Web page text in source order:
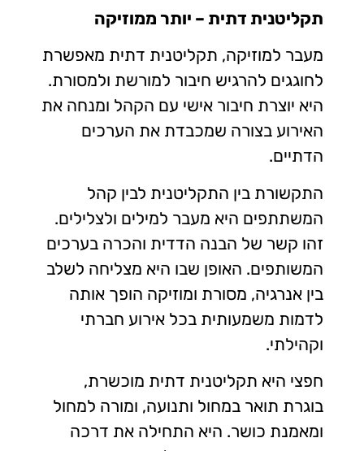
תקליטנית דתית – יותר ממוזיקה
מעבר למוזיקה, תקליטנית דתית מאפשרת
לחוגגים להרגיש חיבור למורשת ולמסורת.
היא יוצרת חיבור אישי עם הקהל ומנחה את
האירוע בצורה שמכבדת את הערכים
הדתיים.
התקשורת בין התקליטנית לבין קהל
המשתתפים היא מעבר למילים ולצלילים.
זהו קשר של הבנה הדדית והכרה בערכים
המשותפים. האופן שבו היא מצליחה לשלב
בין אנרגיה, מסורת ומוזיקה הופך אותה
לדמות משמעותית בכל אירוע חברתי
וקהילתי.
חפצי היא תקליטנית דתית מוכשרת,
בוגרת תואר במחול ותנועה, ומורה למחול
ומאמנת כושר. היא התחילה את דרכה